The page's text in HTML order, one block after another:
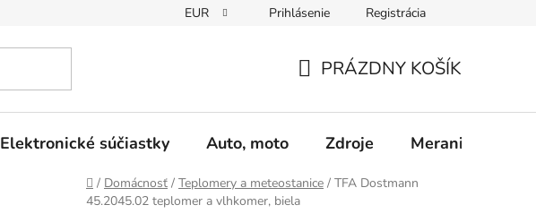
Obchodné podmienky Podmienky ochrany osobných údajov
EUR Prihlásenie Registrácia
KOŠÍK
PRÁZDNY KOŠÍK
Elektronické súčiastky Auto, moto Zdroje Meranie -
Domov
/ Domácnosť / Teplomery a meteostanice / TFA Dostmann
45.2045.02 teplomer a vlhkomer, biela